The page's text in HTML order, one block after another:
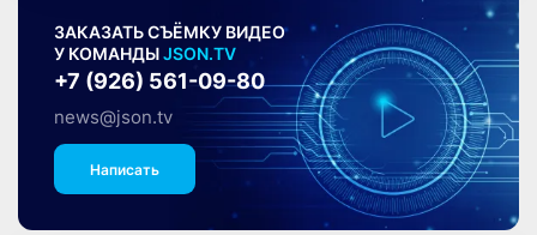
ЗАКАЗАТЬ СЪЁМКУ ВИДЕО
У КОМАНДЫJSON.TV
+7 (926) 561-09-80
news@json.tv
Написать